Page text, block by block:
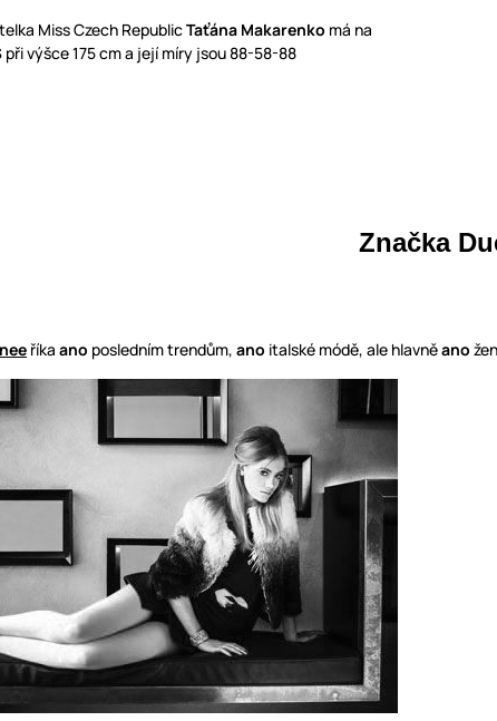
Miss Czech RepublicTaťána Makarenko má na
při výšce 175 cm a její míry jsou 88-58-88
Značka
říka ano posledním trendům, ano italské módě, ale hlavněano